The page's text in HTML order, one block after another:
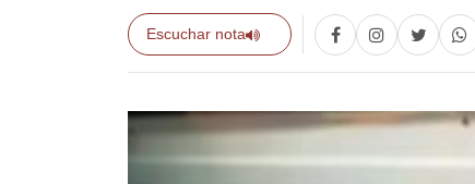
Escuchar nota